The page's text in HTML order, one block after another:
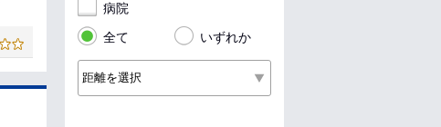
病院
全て
いずれか